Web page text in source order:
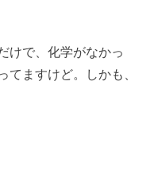
けで、化学がなかっ
てますけど。しかも、